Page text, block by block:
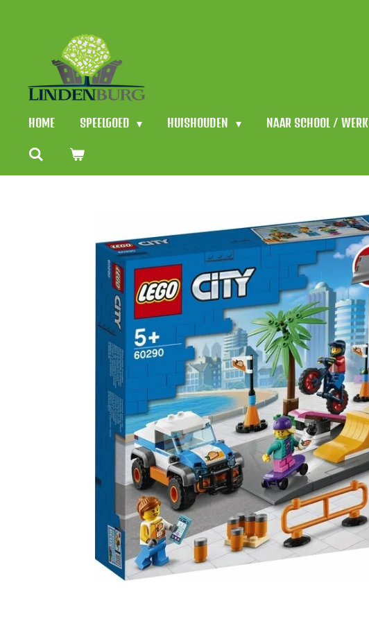
hoofdinhoud
HOME SPEELGOED HUISHOUDEN NAAR SCHOOL / WERK